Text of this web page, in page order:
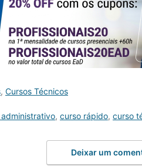
, Cursos Técnicos
, curso rápido, curso
Deixar um